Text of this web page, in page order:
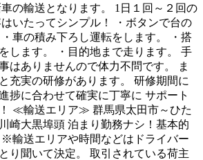
の輸送となります。 1日１回～２回の
いたってシンプル！ ・ボタンで台の
車の積み下ろし運転をします。 ・搭
します。 ・目的地まで走ります。 手
はありませんので体力不問です。 ま
充実の研修があります。 研修期間に
捗に合わせて確実に丁寧に サポート
≪輸送エリア≫ 群馬県太田市～ひた
崎大黒埠頭 泊まり勤務ナシ！基本的
輸送エリアや時間などはドライバー
り聞いて決定。 取引されている荷主